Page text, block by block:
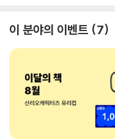
이 분야의 이벤트 7